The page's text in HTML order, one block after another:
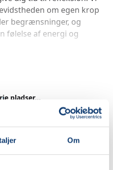
Om
om egen krop
begrænsninger, og
følelse af energi og
pladser...